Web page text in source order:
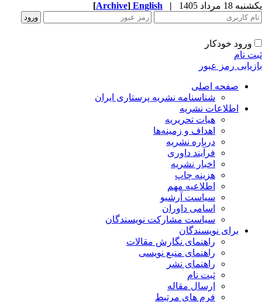
18 مرداد 1405 |
English
[Archive]
ورود خودکار
نام
رمز عبور
صفحه اصلی
شناسنامه نشریه پرستاری ایران
اطلاعات نشریه
هیات تحریریه
اهداف و زمینه‌ها
درباره نشریه
فرآیند داوری
اخبار نشریه
هزینه چاپ
اطلاعیه مهم
سیاست آرشیو
اسامی داوران
سیاست مشارکت نویسندگان
برای نویسندگان
راهنمای نگارش مقالات
راهنمای منبع نویسی
راهنمای نشر
ثبت نام
ارسال مقاله
فرم های مرتبط